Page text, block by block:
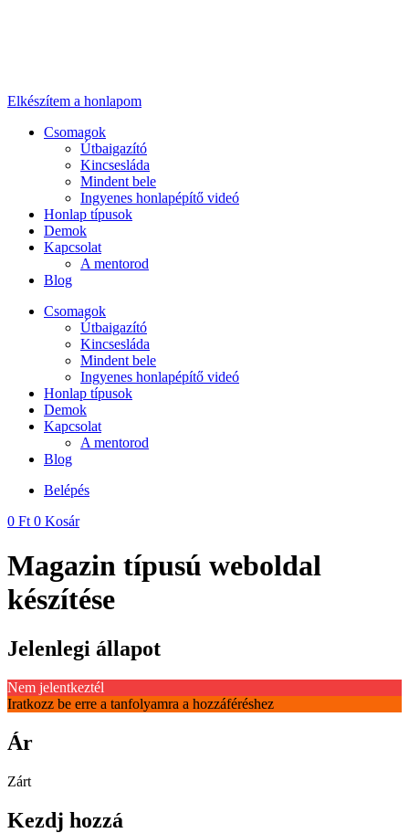
Elkészítem a honlapom
Csomagok
Útbaigazító
Kincsesláda
Mindent bele
Ingyenes honlapépítő videó
Honlap típusok
Demok
Kapcsolat
A mentorod
Blog
Csomagok
Útbaigazító
Kincsesláda
Mindent bele
Ingyenes honlapépítő videó
Honlap típusok
Demok
Kapcsolat
A mentorod
Blog
Belépés
0 Ft 0 Kosár
Magazin típusú weboldal
készítése
Jelenlegi állapot
Nem jelentkeztél
Iratkozz be erre a tanfolyamra a hozzáféréshez
Ár
Zárt
Kezdj hozzá